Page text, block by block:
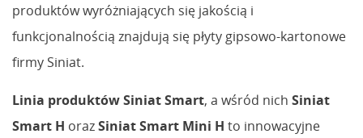
produktów wyróżniających się jakością i
funkcjonalnością znajdują się płyty gipsowo-kartonowe
firmy Siniat.
Linia produktów Siniat Smart, a wśród nich Siniat
Smart H orazSiniat Smart Mini H to innowacyjne